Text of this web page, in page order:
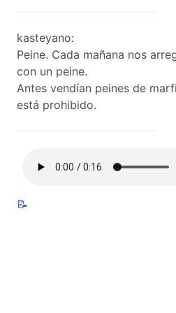
kasteyano:
Peine. Cada mañana nos
con un peine.
Antes vendían peines de
está prohibido.
📝